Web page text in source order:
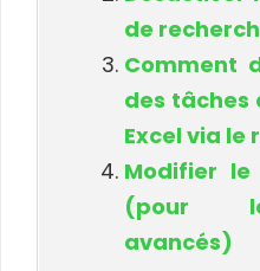
de
Comment
des tâches
Excel via le
Modifier le
(pour
avancés)